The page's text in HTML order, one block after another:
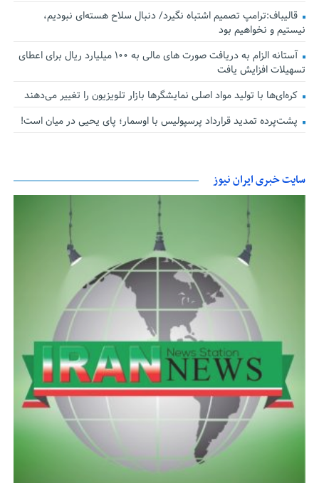
قالیباف:ترامپ تصمیم اشتباه نگیرد/ دنبال سلاح هسته‌ای نبودیم،
نیستیم و نخواهیم بود
آستانه الزام به دریافت صورت های مالی به ۱۰۰ میلیارد ریال برای اعطای
تسهیلات افزایش یافت
کره‌ای‌ها با تولید مواد اصلی نمایشگرها بازار تلویزیون را تغییر می‌دهند
پشت‌پرده تمدید قرارداد پرسپولیس با اوسمار؛ پای یحیی در میان است!
سایت خبری ایران نیوز